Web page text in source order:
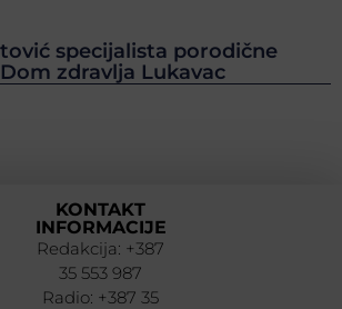
specijalista porodične
zdravlja Lukavac
KONTAKT
INFORMACIJE
Redakcija: +387
35 553 987
Radio: +387 35